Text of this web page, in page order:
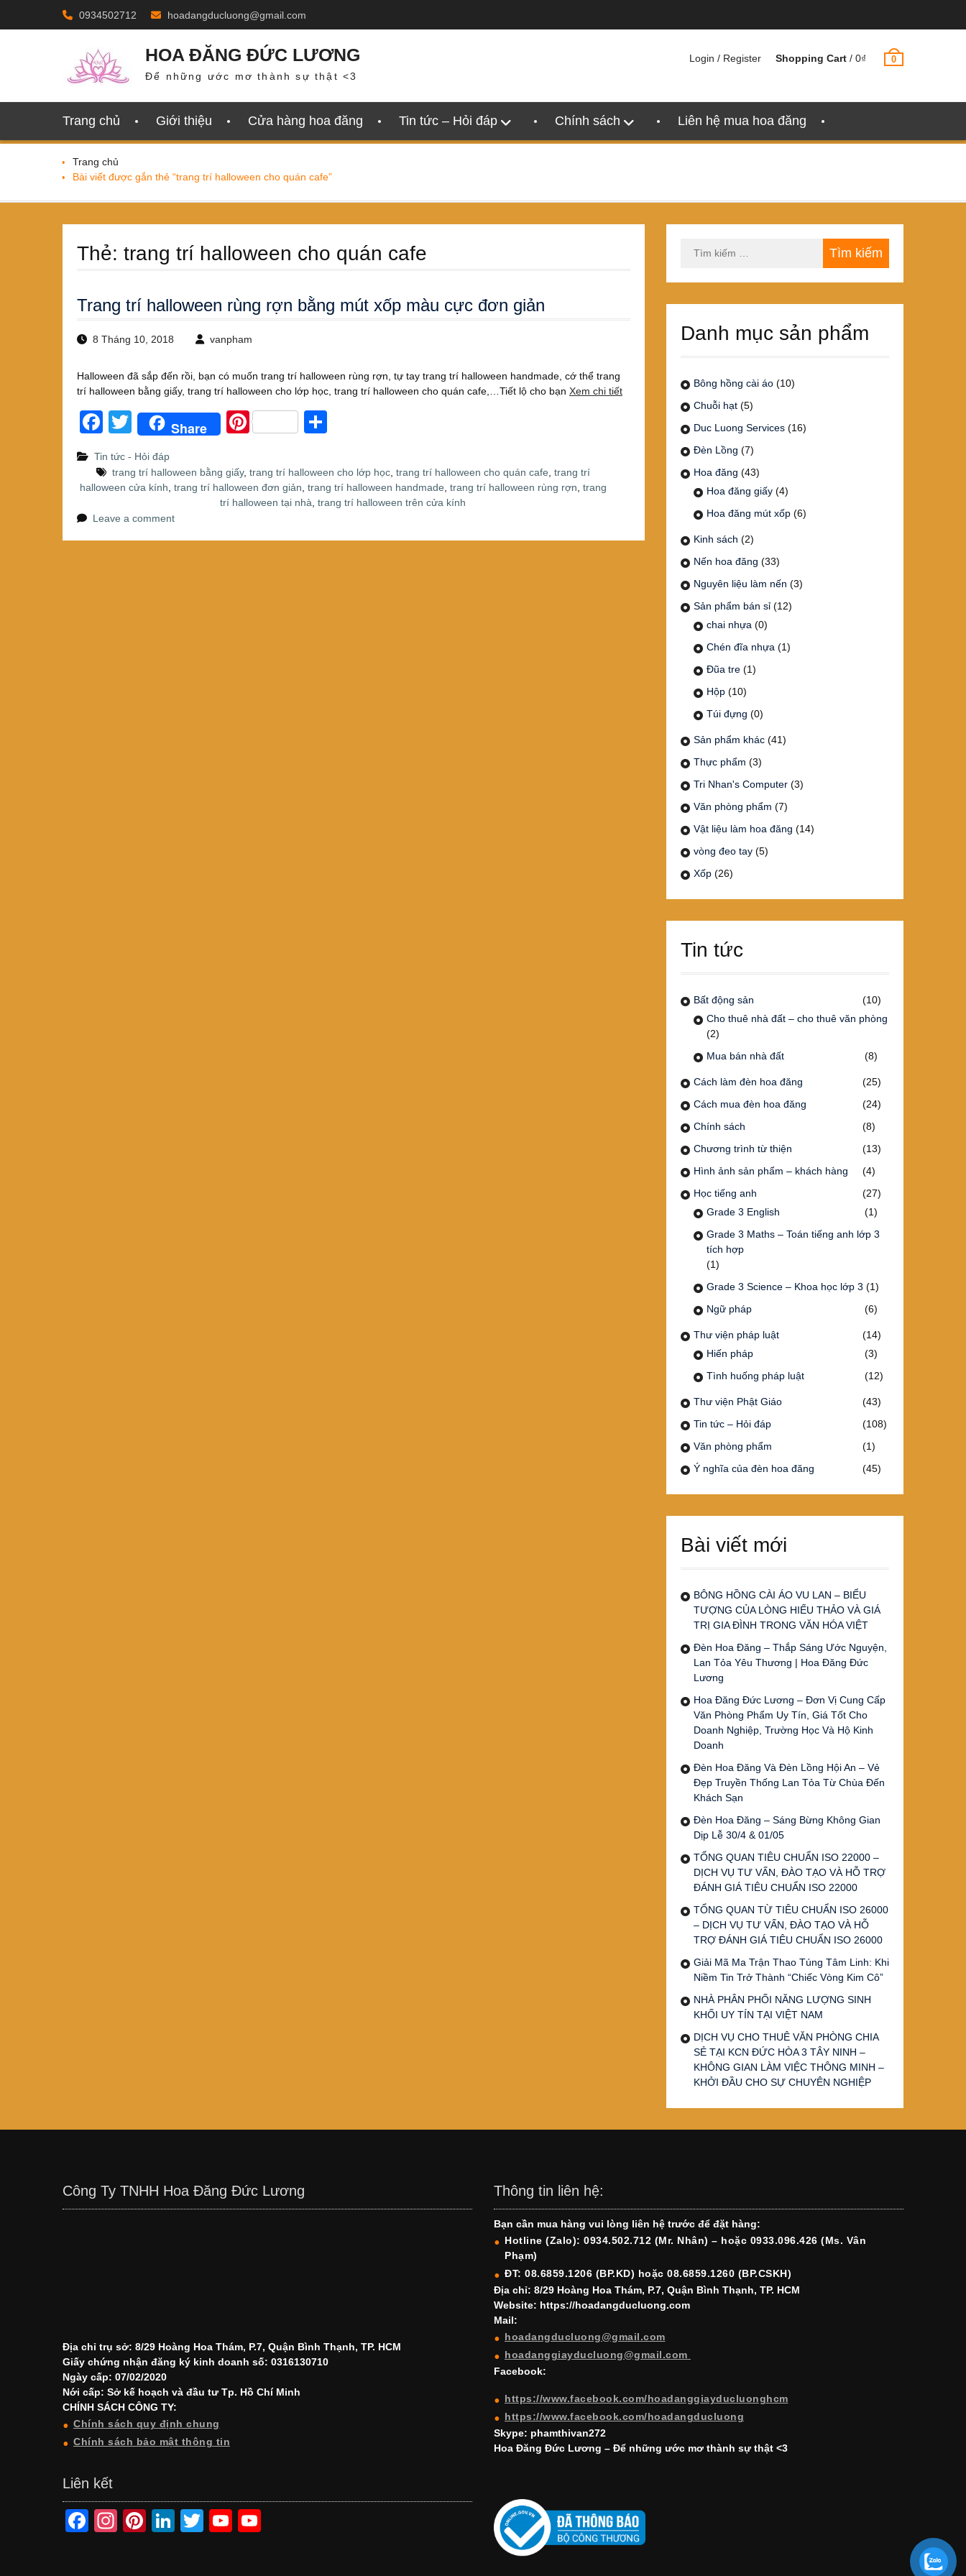
0934502712 hoadangducluong@gmail.com
HOA ĐĂNG ĐỨC LƯƠNG
Để những ước mơ thành sự thật <3
Login / Register Shopping Cart / 0₫ 0
Trang chủ Giới thiệu Cửa hàng hoa đăng Tin tức – Hỏi đáp Chính sách Liên hệ mua hoa đăng
Trang chủ
Bài viết được gắn thẻ “trang trí halloween cho quán cafe”
Thẻ: trang trí halloween cho quán cafe
Trang trí halloween rùng rợn bằng mút xốp màu cực đơn giản
8 Tháng 10, 2018 vanpham
Halloween đã sắp đến rồi, bạn có muốn trang trí halloween rùng rợn, tự tay trang trí halloween handmade, cớ thể trang
trí halloween bằng giấy, trang trí halloween cho lớp học, trang trí halloween cho quán cafe,…Tiết lộ cho bạn Xem chi tiết
F
c
e
b
o
T
tt
er
Share
Pi
er
e
st
ar
e
Tin tức - Hỏi đáp
trang trí halloween bằng giấy, trang trí halloween cho lớp học, trang trí halloween cho quán cafe trang trí
halloween cửa kính trang trí halloween đơn giản trang trí halloween handmade trang trí halloween rùng rợn trang
trí halloween tại nhà trang trí halloween trên cửa kính
Leave a comment
kiếm
Danh mục sản phẩm
Bông hồng cài áo (10)
Chuỗi hạt (5)
Duc Luong Services (16)
Đèn Lồng (7)
Hoa đăng (43)
Hoa đăng giấy (4)
Hoa đăng mút xốp (6)
Kinh sách (2)
Nến hoa đăng (33)
Nguyên liệu làm nến (3)
Sản phẩm bán sỉ (12)
chai nhựa (0)
Chén đĩa nhựa (1)
Đũa tre (1)
Hộp (10)
Túi đựng (0)
Sản phẩm khác (41)
Thực phẩm (3)
Tri Nhan's Computer (3)
Văn phòng phẩm (7)
Vật liệu làm hoa đăng (14)
vòng đeo tay (5)
Xốp (26)
Tin tức
Bất động sản
(10)
Cho thuê nhà đất – cho thuê văn phòng
(2)
Mua bán nhà đất
(8)
Cách làm đèn hoa đăng
(25)
Cách mua đèn hoa đăng
(24)
Chính sách
(8)
Chương trình từ thiện
(13)
Hình ảnh sản phẩm – khách hàng
(4)
Học tiếng anh
(27)
Grade 3 English
(1)
Grade 3 Maths – Toán tiếng anh lớp 3
tích hợp
(1)
Grade 3 Science – Khoa học lớp 3 (1)
Ngữ pháp
(6)
Thư viện pháp luật
(14)
Hiến pháp
(3)
Tình huống pháp luật
(12)
Thư viện Phật Giáo
(43)
Tin tức – Hỏi đáp
(108)
Văn phòng phẩm
(1)
Ý nghĩa của đèn hoa đăng
(45)
Bài viết mới
BÔNG HỒNG CÀI ÁO VU LAN – BIỂU
TƯỢNG CỦA LÒNG HIẾU THẢO VÀ GIÁ
TRỊ GIA ĐÌNH TRONG VĂN HÓA VIỆT
Đèn Hoa Đăng – Thắp Sáng Ước Nguyện,
Lan Tỏa Yêu Thương | Hoa Đăng Đức
Lương
Hoa Đăng Đức Lương – Đơn Vị Cung Cấp
Văn Phòng Phẩm Uy Tín, Giá Tốt Cho
Doanh Nghiệp, Trường Học Và Hộ Kinh
Doanh
Đèn Hoa Đăng Và Đèn Lồng Hội An – Vẻ
Đẹp Truyền Thống Lan Tỏa Từ Chùa Đến
Khách Sạn
Đèn Hoa Đăng – Sáng Bừng Không Gian
Dịp Lễ 30/4 & 01/05
TỔNG QUAN TIÊU CHUẨN ISO 22000 –
DỊCH VỤ TƯ VẤN, ĐÀO TẠO VÀ HỖ TRỢ
ĐÁNH GIÁ TIÊU CHUẨN ISO 22000
TỔNG QUAN TỪ TIÊU CHUẨN ISO 26000
– DỊCH VỤ TƯ VẤN, ĐÀO TẠO VÀ HỖ
TRỢ ĐÁNH GIÁ TIÊU CHUẨN ISO 26000
Giải Mã Ma Trận Thao Túng Tâm Linh: Khi
Niềm Tin Trở Thành “Chiếc Vòng Kim Cô”
NHÀ PHÂN PHỐI NĂNG LƯỢNG SINH
KHỐI UY TÍN TẠI VIỆT NAM
DỊCH VỤ CHO THUÊ VĂN PHÒNG CHIA
SẺ TẠI KCN ĐỨC HÒA 3 TÂY NINH –
KHÔNG GIAN LÀM VIỆC THÔNG MINH –
KHỞI ĐẦU CHO SỰ CHUYÊN NGHIỆP
Công Ty TNHH Hoa Đăng Đức Lương
Địa chỉ trụ sở: 8/29 Hoàng Hoa Thám, P.7, Quận Bình Thạnh, TP. HCM
Giấy chứng nhận đăng ký kinh doanh số: 0316130710
Ngày cấp: 07/02/2020
Nới cấp: Sở kế hoạch và đầu tư Tp. Hồ Chí Minh
CHÍNH SÁCH CÔNG TY:
Chính sách quy định chung
Chính sách bảo mật thông tin
Liên kết
F
In
Pi
Li
T
Y
Thông tin liên hệ:
Bạn cần mua hàng vui lòng liên hệ trước để đặt hàng:
Hotline (Zalo): 0934.502.712 (Mr. Nhân) – hoặc 0933.096.426 (Ms. Vân
Phạm)
ĐT: 08.6859.1206 (BP.KD) hoặc 08.6859.1260 (BP.CSKH)
Địa chỉ: 8/29 Hoàng Hoa Thám, P.7, Quận Bình Thạnh, TP. HCM
Website: https://hoadangducluong.com
Mail:
hoadangducluong@gmail.com
hoadanggiayducluong@gmail.com
Facebook:
https://www.facebook.com/hoadanggiayducluonghcm
https://www.facebook.com/hoadangducluong
Skype: phamthivan272
Hoa Đăng Đức Lương – Để những ước mơ thành sự thật <3